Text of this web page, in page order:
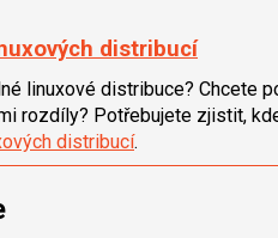
distribucí
linuxové distribuce? Chcete
rozdíly? Potřebujete zjistit,
distribucí.